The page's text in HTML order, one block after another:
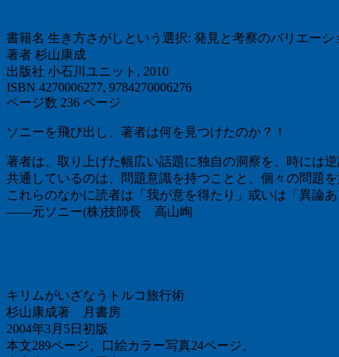
書籍名 生き方さがしという選択: 発見と考察のバリエーシ
著者 杉山康成
出版社 小石川ユニット, 2010
ISBN 4270006277, 9784270006276
ページ数 236 ページ
ソニーを飛び出し、著者は何を見つけたのか？！
著者は、取り上げた幅広い話題に独自の洞察を、時には逆
共通しているのは、問題意識を持つことと、個々の問題
これらのなかに読者は「我が意を得たり」或いは「異論
――元ソニー(株)技師長 高山峋
キリムがいざなうトルコ旅行術
杉山康成著 月書房
2004年3月5日初版
本文289ページ、口絵カラー写真24ページ、